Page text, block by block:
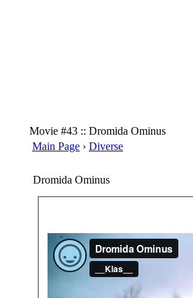
Movie #43 :: Dromida Ominus
Main Page › Diverse
Dromida Ominus